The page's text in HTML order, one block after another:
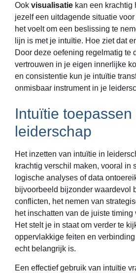
Ook visualisatie kan een krachtig
jezelf een uitdagende situatie
het voelt om een beslissing te
lijn is met je intuïtie. Hoe ziet dat
Door deze oefening regelmatig te
vertrouwen in je eigen innerlijke
en consistentie kun je intuïtie
onmisbaar instrument in je
Intuïtie toepassen
leiderschap
Het inzetten van intuïtie in
krachtig verschil maken, vooral in
logische analyses of data
bijvoorbeeld bijzonder waardevol
conflicten, het nemen van
het inschatten van de juiste timing
Het stelt je in staat om verder te
oppervlakkige feiten en
echt belangrijk is.
Een effectief gebruik van intuïtie